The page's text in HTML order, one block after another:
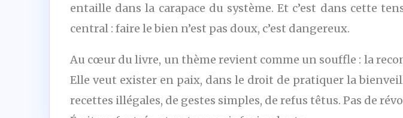
entaille dans la carapace du système. Et c’est dans cette
central : faire le bien n’est pas doux, c’est dangereux.
Au cœur du livre, un thème revient comme un souffle : la
Elle veut exister en paix, dans le droit de pratiquer la
recettes illégales, de gestes simples, de refus têtus. Pas de